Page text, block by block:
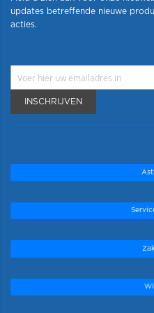
updates betreffende nieuwe
acties.
INSCHRIJVEN